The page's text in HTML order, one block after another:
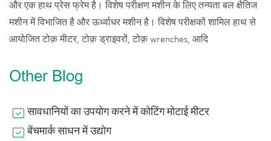
और एक हाथ प्रेस फ्रेम है। विशेष परीक्षण मशीन के लिए तन्यता बल क्षैतिज
मशीन में विभाजित है और ऊर्ध्वाधर मशीन है। विशेष परीक्षकों शामिल हाथ से
आयोजित टोक़ मीटर, टोक़ ड्राइवरों, टोक़ wrenches, आदि
Other Blog
सावधानियों का उपयोग करने में कोटिंग मोटाई मीटर
बेंचमार्क साधन में उद्योग